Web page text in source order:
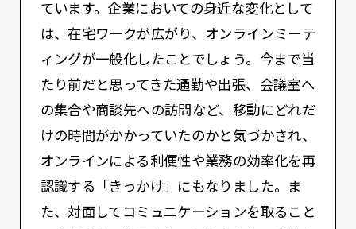
ています。企業においての身近な変化として
は、在宅ワークが広がり、オンラインミーテ
ィングが一般化したことでしょう。今まで当
たり前だと思ってきた通勤や出張、会議室へ
の集合や商談先への訪問など、移動にどれだ
けの時間がかかっていたのかと気づかされ、
オンラインによる利便性や業務の効率化を再
認識する「きっかけ」にもなりました。ま
た、対面してコミュニケーションを取ること